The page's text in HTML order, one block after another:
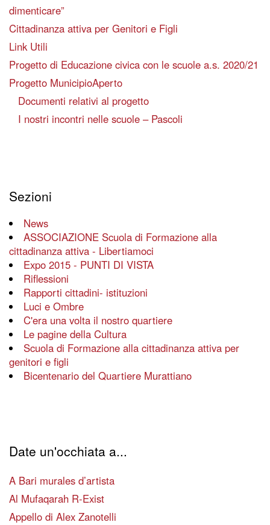
dimenticare”
Cittadinanza attiva per Genitori e Figli
Link Utili
Progetto di Educazione civica con le scuole a.s. 2020/21
Progetto MunicipioAperto
Documenti relativi al progetto
I nostri incontri nelle scuole – Pascoli
Sezioni
News
ASSOCIAZIONE Scuola di Formazione alla
cittadinanza attiva - Libertiamoci
Expo 2015 - PUNTI DI VISTA
Riflessioni
Rapporti cittadini- istituzioni
Luci e Ombre
C'era una volta il nostro quartiere
Le pagine della Cultura
Scuola di Formazione alla cittadinanza attiva per
genitori e figli
Bicentenario del Quartiere Murattiano
Date un'occhiata a...
A Bari murales d’artista
Al Mufaqarah R-Exist
Appello di Alex Zanotelli